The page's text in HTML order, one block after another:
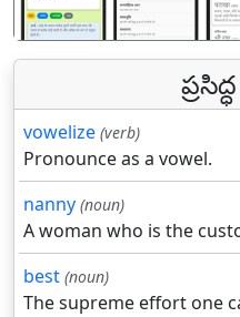
vowelize (verb)
Pronounce as a vowel.
nanny (noun)
A woman who is the
best (noun)
The supreme effort one